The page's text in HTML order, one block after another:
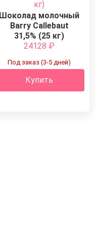
Шоколад молочный
Barry Callebaut
31,5% (25 кг)
24128 ₽
Под заказ (3-5 дней)
Купить